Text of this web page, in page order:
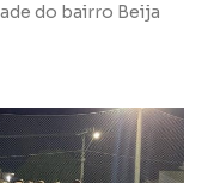
do bairro Beija